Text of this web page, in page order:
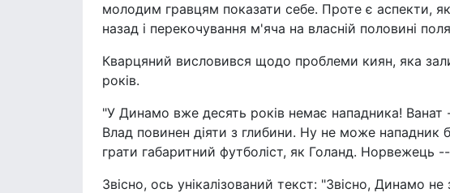
молодим гравцям показати себе. Проте є аспекти,
назад і перекочування м'яча на власній половині
Кварцяний висловився щодо проблеми киян, яка
років.
"У Динамо вже десять років немає нападника!
Влад повинен діяти з глибини. Ну не може нападник
грати габаритний футболіст, як Голанд. Норвежець
Звісно, ось унікалізований текст: "Звісно, Динамо